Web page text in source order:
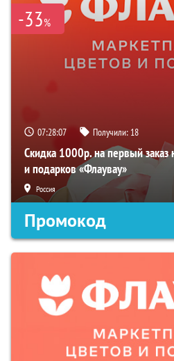
-33%
07:28:06 Получили: 18
Скидка 1000р. на первый заказ
и подарков «Флаувау»
Россия
Промокод